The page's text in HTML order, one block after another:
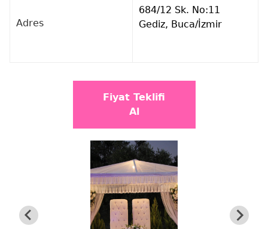
Adres
684/12 Sk. No:11
Gediz, Buca/İzmir
Fiyat Teklifi
Al